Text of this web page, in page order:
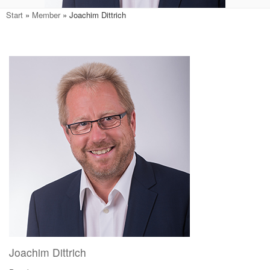
Start » Member» Joachim Dittrich
Joachim Dittrich